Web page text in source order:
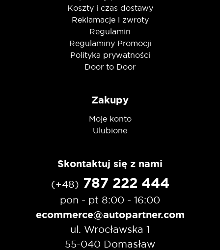
Koszty i czas dostawy
Reklamacje i zwroty
Regulamin
Regulaminy Promocji
Polityka prywatności
Door to Door
Zakupy
Moje konto
Ulubione
Skontaktuj się z nami
(+48) 787 222 444
pon - pt 8:00 - 16:00
ecommerce@autopartner.com
ul. Wrocławska 1
55-040 Domasław